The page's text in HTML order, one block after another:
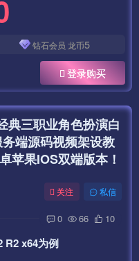
钻石会员 龙币5
登录购买
典三职业角色扮演白
端源码视频架设教
苹果IOS双端版本！
关注 私信
0 66 10
R2 x64为例